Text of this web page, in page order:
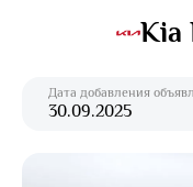
Kia
Дата добавления
30.09.2025